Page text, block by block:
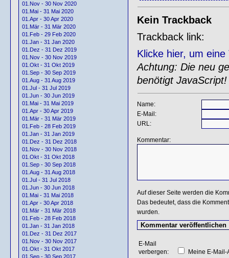
01.Nov - 30 Nov 2020
01.Mai - 31 Mai 2020
01.Apr - 30 Apr 2020
01.Mär - 31 Mär 2020
01.Feb - 29 Feb 2020
01.Jan - 31 Jan 2020
01.Dez - 31 Dez 2019
01.Nov - 30 Nov 2019
01.Okt - 31 Okt 2019
01.Sep - 30 Sep 2019
01.Aug - 31 Aug 2019
01.Jul - 31 Jul 2019
01.Jun - 30 Jun 2019
01.Mai - 31 Mai 2019
01.Apr - 30 Apr 2019
01.Mär - 31 Mär 2019
01.Feb - 28 Feb 2019
01.Jan - 31 Jan 2019
01.Dez - 31 Dez 2018
01.Nov - 30 Nov 2018
01.Okt - 31 Okt 2018
01.Sep - 30 Sep 2018
01.Aug - 31 Aug 2018
01.Jul - 31 Jul 2018
01.Jun - 30 Jun 2018
01.Mai - 31 Mai 2018
01.Apr - 30 Apr 2018
01.Mär - 31 Mär 2018
01.Feb - 28 Feb 2018
01.Jan - 31 Jan 2018
01.Dez - 31 Dez 2017
01.Nov - 30 Nov 2017
01.Okt - 31 Okt 2017
01.Sep - 30 Sep 2017
Kein Trackback
Trackback link:
Klicke hier, um
Achtung: Die neu
benötigt JavaScript!
Name:
E-Mail:
URL:
Kommentar:
Auf dieser Seite werden die
Das bedeutet, dass die
wurden.
E-Mail
verbergen:
Meine E-